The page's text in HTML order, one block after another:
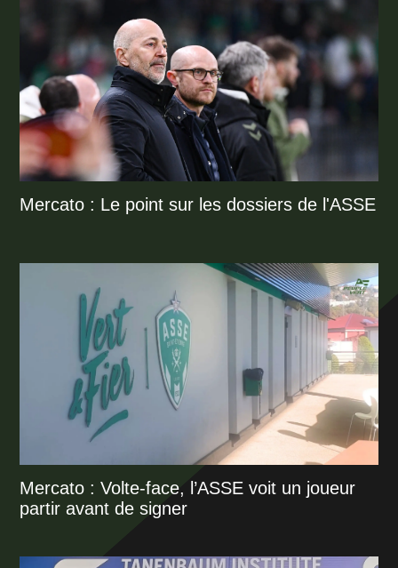
Mercato : Le point sur les dossiers de l'ASSE
Mercato : Volte-face, l’ASSE voit un joueur
partir avant de signer